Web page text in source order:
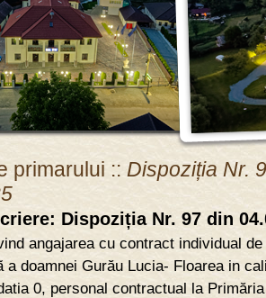
primarului ::Dispoziția Nr.
Dispoziția Nr. 97 din
angajarea cu contract individual
a doamnei Gurău Lucia- Floarea in
0, personal contractual la